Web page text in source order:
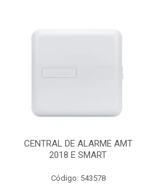
CENTRAL DE ALARME AMT
2018 E SMART
Código: 543578